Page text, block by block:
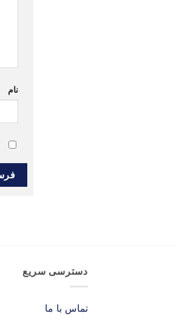
نام
دسترسی سریع
تماس با ما